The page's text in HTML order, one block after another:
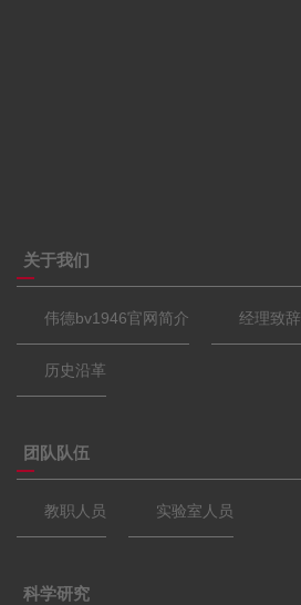
关于我们
​伟德bv1946官网简介 经理致辞
历史沿革
团队队伍
教职人员 实验室人员
科学研究